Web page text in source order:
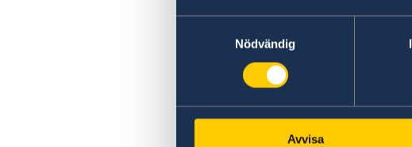
Nödvändig
Avvisa
el